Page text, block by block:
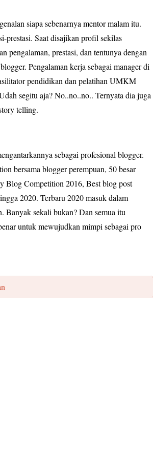
siapa sebenarnya mentor malam itu.
prestasi. Saat disajikan profil sekilas
pengalaman, prestasi, dan tentunya dengan
Pengalaman kerja sebagai manager di
pendidikan dan pelatihan UMKM
segitu aja? No..no..no.. Ternyata dia juga
telling.
sebagai profesional blogger.
bersama blogger perempuan, 50 besar
Blog Competition 2016, Best blog post
2020. Terbaru 2020 masuk dalam
sekali bukan? Dan semua itu
untuk mewujudkan mimpi sebagai pro